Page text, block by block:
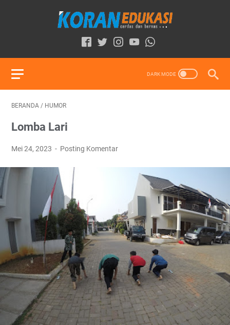
BERANDA / HUMOR
Lomba Lari
Mei 24, 2023 Posting Komentar